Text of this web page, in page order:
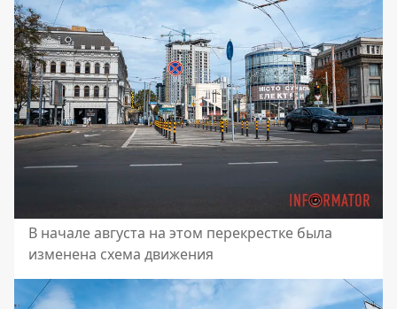
В начале августа на этом перекрестке была
изменена схема движения